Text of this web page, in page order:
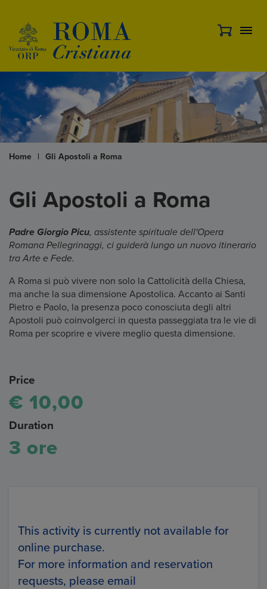
Home | Gli Apostoli a Roma
Gli Apostoli a Roma
Padre Giorgio Picu, assistente spirituale dell'Opera
Romana Pellegrinaggi, ci guiderà lungo un nuovo itinerario
tra Arte e Fede.
A Roma si può vivere non solo la Cattolicità della Chiesa,
ma anche la sua dimensione Apostolica. Accanto ai Santi
Pietro e Paolo, la presenza poco conosciuta degli altri
Apostoli può coinvolgerci in questa passeggiata tra le vie di
Roma per scoprire e vivere meglio questa dimensione.
Price
€ 10,00
Duration
3 ore
This activity is currently not available for
online purchase.
For more information and reservation
requests, please email